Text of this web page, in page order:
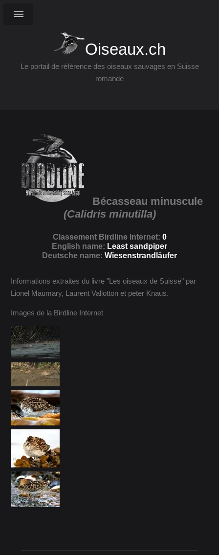
Oiseaux.ch
Le portail de référence des oiseaux sauvages en Suisse
romande
Bécasseau minuscule
(Calidris minutilla)
Classement Birdline Internet: 0
English name: Least sandpiper
Deutsche name: Wiesenstrandläufer
Informations extraites du livre "Les oiseaux de Suisse" par
Lionel Maumary, Laurent Vallotton et peter Knaus.
Images de la Birdline Internet